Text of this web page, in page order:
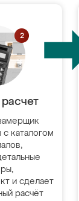
каталогом
и сделает
расчёт